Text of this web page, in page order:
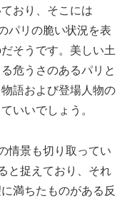
おり、そこには
パリの脆い状況を表
そうです。美しい土
危うさのあるパリと
語および登場人物の
いいでしょう。
情景も切り取ってい
と捉えており、それ
満ちたものがある反